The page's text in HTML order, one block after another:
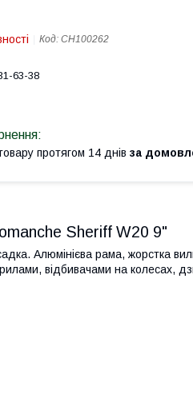
Код: CH100262
63-38
протягом 14 днів за
Sheriff W20 9"
Алюмінієва рама, жорстка
відбивачами на колесах,